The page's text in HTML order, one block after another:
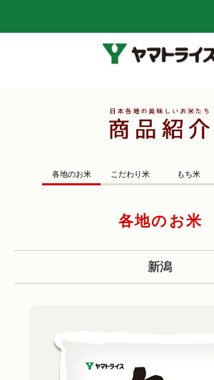
各地のお米 こだわり米 もち米
各地のお米
新潟